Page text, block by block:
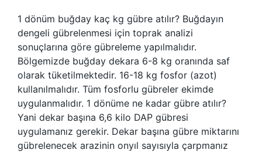
1 dönüm buğday kaç kg gübre atılır? Buğdayın
dengeli gübrelenmesi için toprak analizi
sonuçlarına göre gübreleme yapılmalıdır.
Bölgemizde buğday dekara 6-8 kg oranında saf
olarak tüketilmektedir. 16-18 kg fosfor (azot)
kullanılmalıdır. Tüm fosforlu gübreler ekimde
uygulanmalıdır. 1 dönüme ne kadar gübre atılır?
Yani dekar başına 6,6 kilo DAP gübresi
uygulamanız gerekir. Dekar başına gübre miktarını
gübrelenecek arazinin onyıl sayısıyla çarpmanız